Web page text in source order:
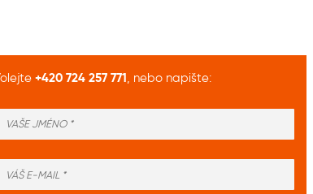
+420 724 257 771, nebo napište: